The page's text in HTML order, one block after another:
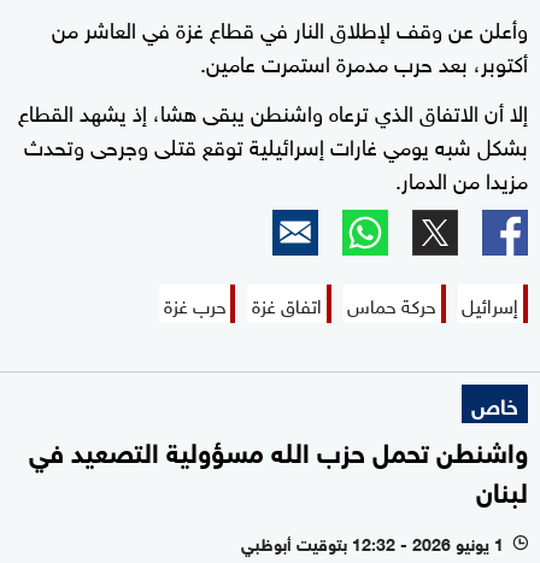
وأعلن عن وقف لإطلاق النار في قطاع غزة في العاشر من
أكتوبر، بعد حرب مدمرة استمرت عامين.
إلا أن الاتفاق الذي ترعاه واشنطن يبقى هشا، إذ يشهد القطاع
بشكل شبه يومي غارات إسرائيلية توقع قتلى وجرحى وتحدث
مزيدا من الدمار.
إسرائيل حركة حماس اتفاق غزة حرب غزة
خاص
واشنطن تحمل حزب الله مسؤولية التصعيد في
لبنان
l 1 يونيو 2026 - 12:32 بتوقيت أبوظبي